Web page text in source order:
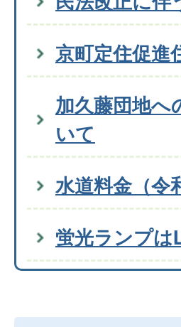
京町定住促進
加久藤団地へ
いて
水道料金（令
蛍光ランプは